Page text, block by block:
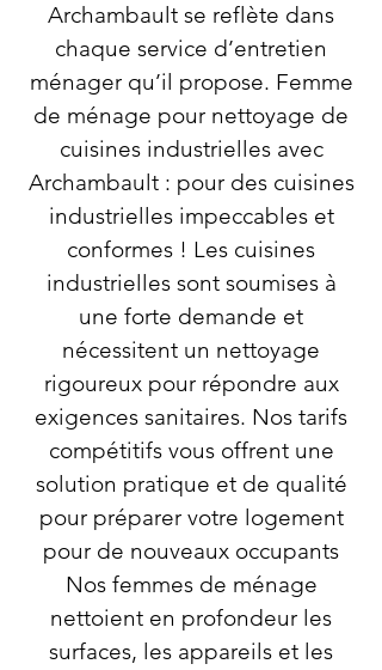
Archambault se reflète dans
chaque service d’entretien
ménager qu’il propose. Femme
de ménage pour nettoyage de
cuisines industrielles avec
Archambault : pour des cuisines
industrielles impeccables et
conformes ! Les cuisines
industrielles sont soumises à
une forte demande et
nécessitent un nettoyage
rigoureux pour répondre aux
exigences sanitaires. Nos tarifs
compétitifs vous offrent une
solution pratique et de qualité
pour préparer votre logement
pour de nouveaux occupants
Nos femmes de ménage
nettoient en profondeur les
surfaces, les appareils et les